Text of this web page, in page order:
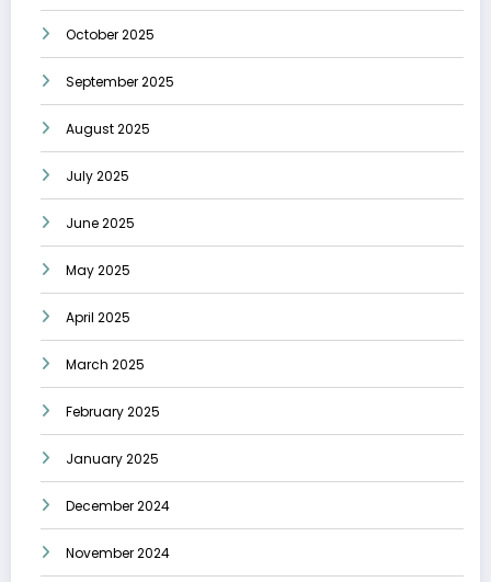
October 2025
September 2025
August 2025
July 2025
June 2025
May 2025
April 2025
March 2025
February 2025
January 2025
December 2024
November 2024